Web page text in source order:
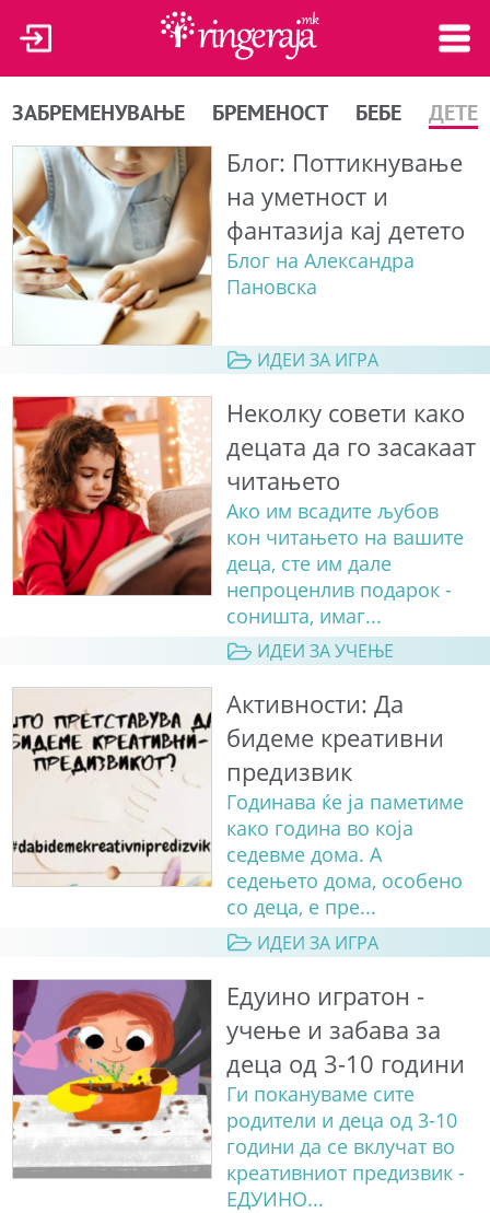
ЗАБРЕМЕНУВАЊЕ БРЕМЕНОСТ БЕБЕ ДЕТЕ
Блог: Поттикнување
на уметност и
фантазија кај детето
Блог на Александра
Пановска
ИДЕИ ЗА ИГРА
Неколку совети како
децата да го засакаат
читањето
Ако им всадите љубов
кон читањето на вашите
деца, сте им дале
непроценлив подарок -
соништа, имаг...
ИДЕИ ЗА УЧЕЊЕ
Активности: Да
бидеме креативни
предизвик
Годинава ќе ја паметиме
како година во која
седевме дома. А
седењето дома, особено
со деца, е пре...
ИДЕИ ЗА ИГРА
Едуино игратон -
учење и забава за
деца од 3-10 години
Ги покануваме сите
родители и деца од 3-10
години да се вклучат во
креативниот предизвик -
ЕДУИНО...